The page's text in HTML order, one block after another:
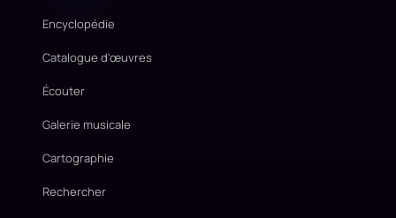
Encyclopédie
Catalogue d'œuvres
Écouter
Galerie musicale
Cartographie
Rechercher